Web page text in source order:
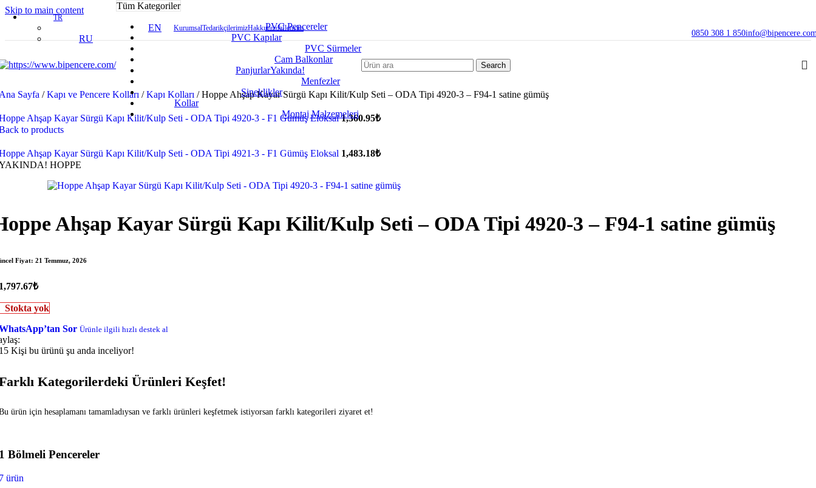
Skip to main content
TR
EN
RU
KurumsalTedarikçilerimizHakkımızdaİletisim
0850 308 1 850
Tüm Kategoriler
PVC Pencereler
PVC Kapılar
PVC Sürmeler
Cam Balkonlar
PanjurlarYakında!
Menfezler
Sineklikler
Kollar
Montaj Malzemeleri
Search
Sayfa / Kapı ve Pencere Kolları / Kapı Kolları / Hoppe Ahşap Kayar Sürgü Kapı Kilit/Kulp Seti – ODA Tipi 4920-3 – F94-1 satine gümüş
Ahşap Kayar Sürgü Kapı Kilit/Kulp Seti - ODA Tipi 4920-3 - F1 Gümüş Eloksal1,360.95₺
to products
Ahşap Kayar Sürgü Kapı Kilit/Kulp Seti - ODA Tipi 4921-3 - F1 Gümüş Eloksal 1,483.18₺
HOPPE
Ahşap Kayar Sürgü Kapı Kilit/Kulp Seti – ODA Tipi 4920-3 – F94-1 satine gümüş
Fiyat: 21 Temmuz, 2026
₺
Stokta yok
Sor Ürünle ilgili hızlı destek al
Kişi bu ürünü şu anda inceliyor!
Kategorilerdeki Ürünleri Keşfet!
ürün için hesaplamanı tamamladıysan ve farklı ürünleri keşfetmek istiyorsan farklı kategorileri ziyaret et!
Bölmeli Pencereler
ürün